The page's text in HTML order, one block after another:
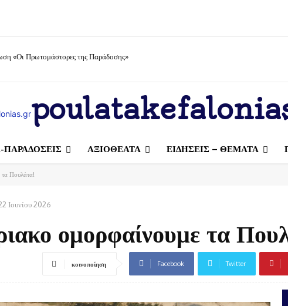
«Οι Πρωτομάστορες της Παράδοσης»
ΠΑΡΑΔΟΣΕΙΣ ΑΞΙΟΘΕΑΤΑ ΕΙΔΗΣΕΙΣ – ΘΕΜΑΤΑ
Πουλάτα!
Ιουνίου 2026
ομορφαίνουμε τα
κοινοποίηση Facebook Twitter